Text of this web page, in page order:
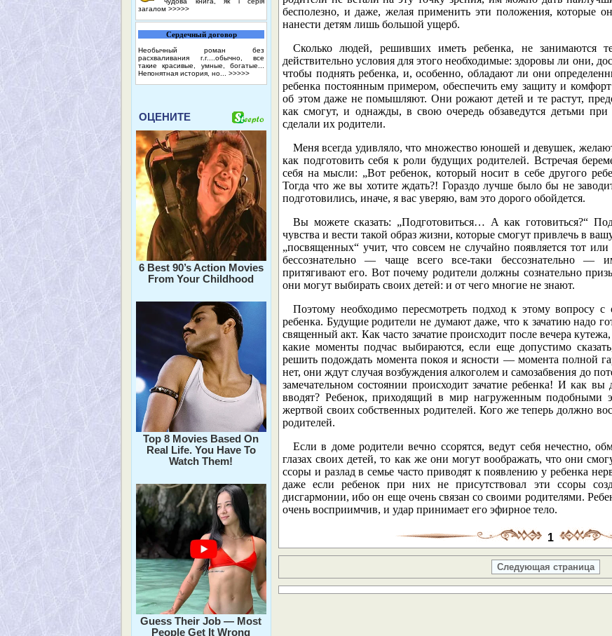
загалом >>>>>
Сердечный договор
Необычный роман без
расхваливания г.г....обычно, все
такие красивые, умные, богатые...
Непонятная история, но... >>>>>
ОЦЕНИТЕ
6 Best 90’s Action Movies
From Your Childhood
Top 8 Movies Based On
Real Life. You Have To
Watch Them!
Guess Their Job — Most
People Get It Wrong
бесполезно, и даже, желая применить эти положения, которые
нанести детям лишь большой ущерб.
Сколько людей, решивших иметь ребенка, не занимаются
действительно условия для этого необходимые: здоровы ли они,
чтобы поднять ребенка, и, особенно, обладают ли они
ребенка постоянным примером, обеспечить ему защиту и
об этом даже не помышляют. Они рожают детей и те растут,
как смогут, и однажды, в свою очередь обзаведутся детьми
сделали их родители.
Меня всегда удивляло, что множество юношей и девушек,
как подготовить себя к роли будущих родителей. Встречая
себя на мысли: „Вот ребенок, который носит в себе другого
Тогда что же вы хотите ждать?! Гораздо лучше было бы не
подготовились, иначе, я вас уверяю, вам это дорого обойдется.
Вы можете сказать: „Подготовиться… А как готовиться?“
чувства и вести такой образ жизни, которые смогут привлечь в
„посвященных“ учит, что совсем не случайно появляется тот
бессознательно — чаще всего все-таки бессознательно —
притягивают его. Вот почему родители должны сознательно
они могут выбирать своих детей: и от чего многие не знают.
Поэтому необходимо пересмотреть подход к этому вопросу
ребенка. Будущие родители не думают даже, что к зачатию надо
священный акт. Как часто зачатие происходит после вечера
какие моменты подчас выбираются, если еще допустимо
решить подождать момента покоя и ясности — момента полной
нет, они ждут случая возбуждения алкоголем и самозабвения до
замечательном состоянии происходит зачатие ребенка! И как
вводят? Ребенок, приходящий в мир нагруженным подобными
жертвой своих собственных родителей. Кого же теперь должно
родителей.
Если в доме родители вечно ссорятся, ведут себя нечестно,
глазах своих детей, то как же они могут воображать, что они
ссоры и разлад в семье часто приводят к появлению у ребенка
даже если ребенок при них не присутствовал эти ссоры
дисгармонии, ибо он еще очень связан со своими родителями.
очень восприимчив, и удар принимает его эфирное тело.
1
Следующая страница